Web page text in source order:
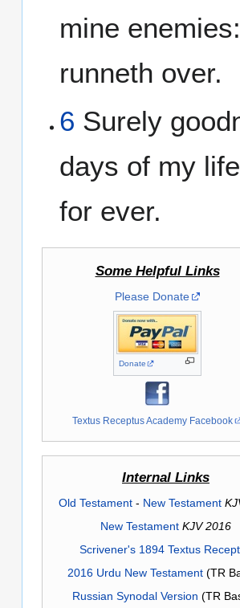
mine
runneth over.
6 Surely
days of my
for ever.
Some Helpful Links
Please Donate
Donate
Textus Receptus Academy Facebook
Internal Links
Old Testament- New Testament
New Testament KJV 2016
Scrivener's 1894 Textus
2016 Urdu New Testament(TR
Russian Synodal Version (TR